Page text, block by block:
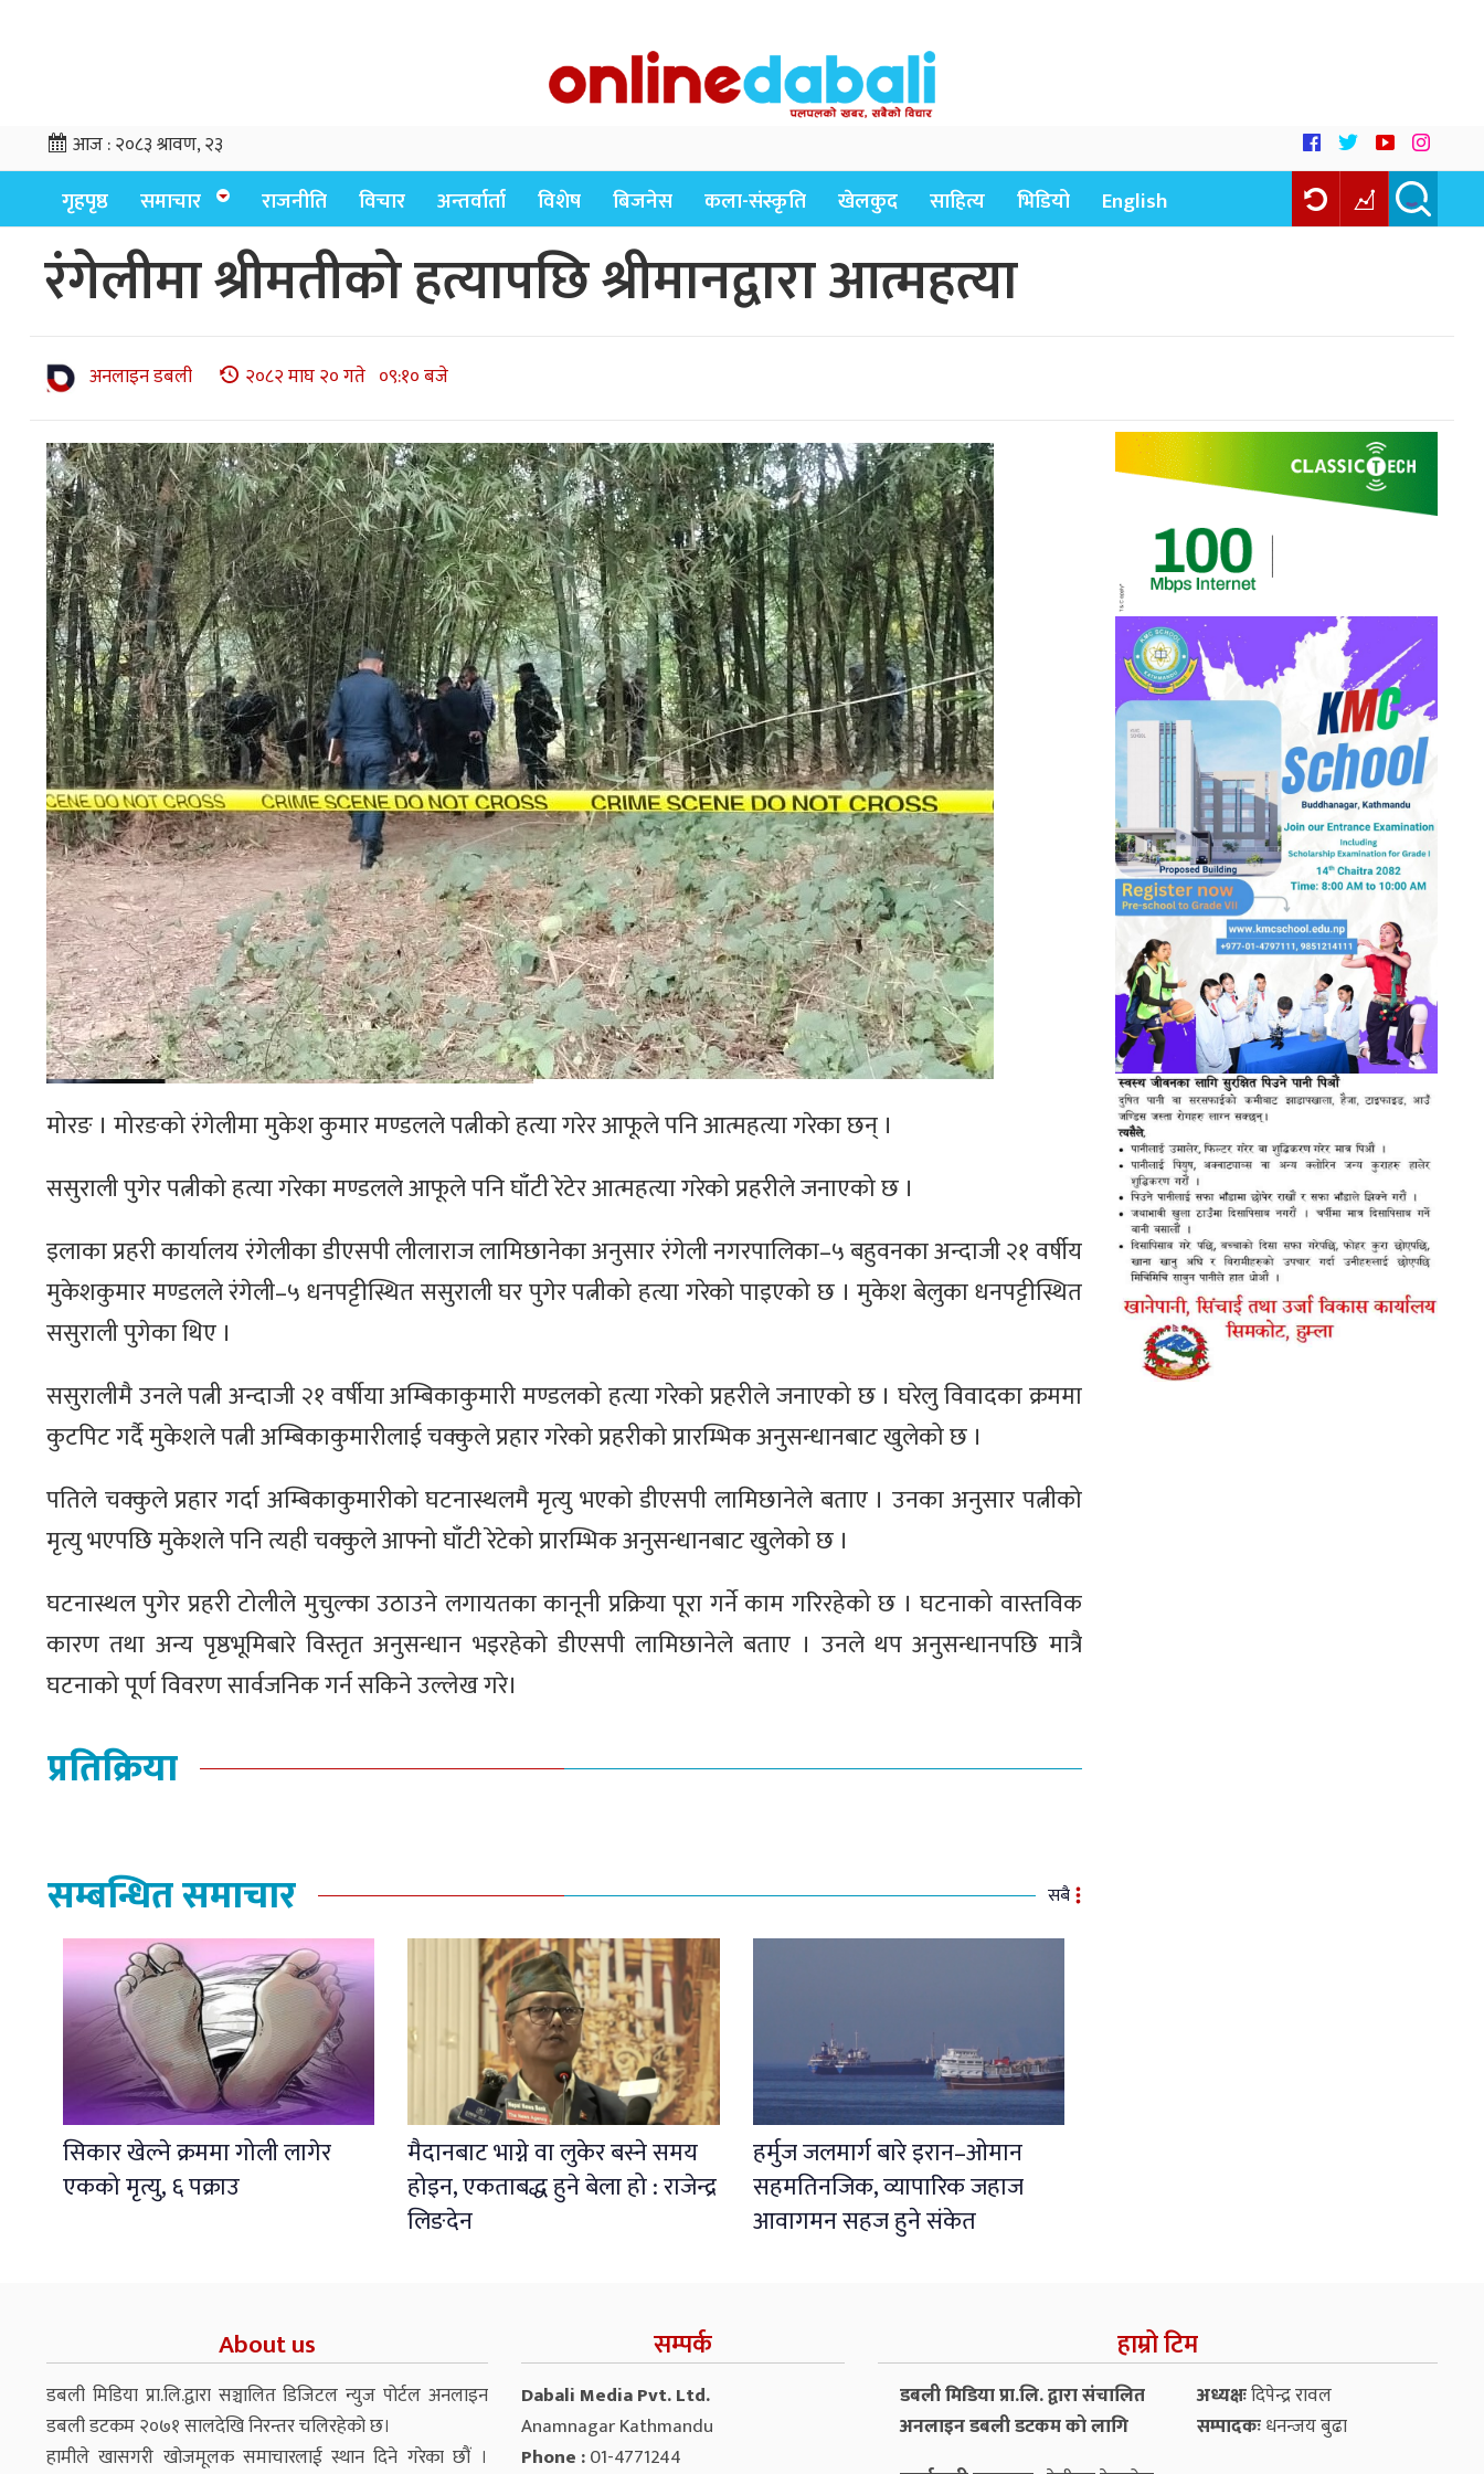
आज :२०८३ श्रावण, २३
गृहपृष्ठ समाचार राजनीति विचार अन्तर्वार्ता विशेष बिजनेस कला-संस्कृति खेलकुद साहित्य भिडियो English
रंगेलीमा श्रीमतीको हत्यापछि श्रीमानद्वारा आत्महत्या
अनलाइन डबली २०८२ माघ २० गते ०९:१० बजे
मोरङ । मोरङको रंगेलीमा मुकेश कुमार मण्डलले पत्नीको हत्या गरेर आफूले पनि आत्महत्या गरेका छन् ।
ससुराली पुगेर पत्नीको हत्या गरेका मण्डलले आफूले पनि घाँटी रेटेर आत्महत्या गरेको प्रहरीले जनाएको छ ।
इलाका प्रहरी कार्यालय रंगेलीका डीएसपी लीलाराज लामिछानेका अनुसार रंगेली नगरपालिका–५ बहुवनका अन्दाजी २१ वर्षीय
मुकेशकुमार मण्डलले रंगेली–५ धनपट्टीस्थित ससुराली घर पुगेर पत्नीको हत्या गरेको पाइएको छ । मुकेश बेलुका धनपट्टीस्थित
ससुराली पुगेका थिए ।
ससुरालीमै उनले पत्नी अन्दाजी २१ वर्षीया अम्बिकाकुमारी मण्डलको हत्या गरेको प्रहरीले जनाएको छ । घरेलु विवादका क्रममा
कुटपिट गर्दै मुकेशले पत्नी अम्बिकाकुमारीलाई चक्कुले प्रहार गरेको प्रहरीको प्रारम्भिक अनुसन्धानबाट खुलेको छ ।
पतिले चक्कुले प्रहार गर्दा अम्बिकाकुमारीको घटनास्थलमै मृत्यु भएको डीएसपी लामिछानेले बताए । उनका अनुसार पत्नीको
मृत्यु भएपछि मुकेशले पनि त्यही चक्कुले आफ्नो घाँटी रेटेको प्रारम्भिक अनुसन्धानबाट खुलेको छ ।
घटनास्थल पुगेर प्रहरी टोलीले मुचुल्का उठाउने लगायतका कानूनी प्रक्रिया पूरा गर्ने काम गरिरहेको छ । घटनाको वास्तविक
कारण तथा अन्य पृष्ठभूमिबारे विस्तृत अनुसन्धान भइरहेको डीएसपी लामिछानेले बताए । उनले थप अनुसन्धानपछि मात्रै
घटनाको पूर्ण विवरण सार्वजनिक गर्न सकिने उल्लेख गरे।
प्रतिक्रिया
सम्बन्धित समाचार सबै
सिकार खेल्ने क्रममा गोली लागेर
एकको मृत्यु, ६ पक्राउ
मैदानबाट भाग्ने वा लुकेर बस्ने समय
होइन, एकताबद्ध हुने बेला हो : राजेन्द्र
लिङदेन
हर्मुज जलमार्ग बारे इरान–ओमान
सहमतिनजिक, व्यापारिक जहाज
आवागमन सहज हुने संकेत
About us
डबली मिडिया प्रा.लि.द्वारा सञ्चालित डिजिटल न्युज पोर्टल अनलाइन
डबली डटकम २०७१ सालदेखि निरन्तर चलिरहेको छ।
हामीले खासगरी खोजमूलक समाचारलाई स्थान दिने गरेका छौं ।
सम्पर्क
Dabali Media Pvt. Ltd.
Anamnagar Kathmandu
Phone :01-4771244
हाम्रो टिम
डबली मिडिया प्रा.लि. द्वारा संचालित
अनलाइन डबली डटकम को लागि
अध्यक्षःदिपेन्द्र रावल
सम्पादकःधनन्‍जय बुढा